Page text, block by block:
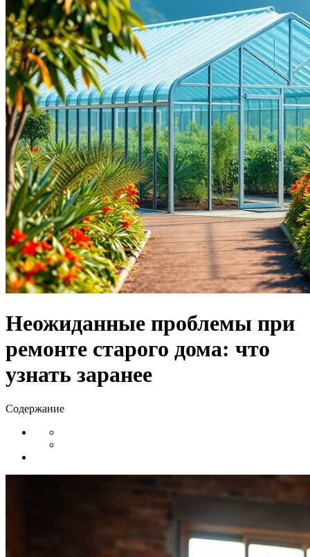
Неожиданные проблемы при
ремонте старого дома: что
узнать заранее
Содержание